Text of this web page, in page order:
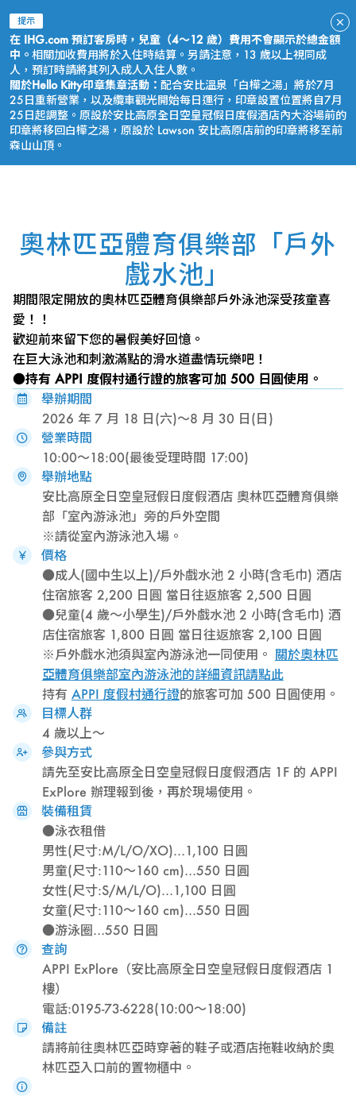
提示
在 IHG.com 預訂客房時，兒童（4～12 歲）費用不會顯示於總金額
中。 相關加收費用將於入住時結算。另請注意，13 歲以上視同成
人，預訂時請將其列入成人入住人數。
關於Hello Kitty印章集章活動： 配合安比溫泉「白樺之湯」將於7月
25日重新營業，以及纜車觀光開始每日運行，印章設置位置將自7月
25日起調整。原設於安比高原全日空皇冠假日度假酒店內大浴場前的
印章將移回白樺之湯，原設於 Lawson 安比高原店前的印章將移至前
森山山頂。
奧林匹亞體育俱樂部「戶外
戲水池」
期間限定開放的奧林匹亞體育俱樂部戶外泳池深受孩童喜
愛！！
歡迎前來留下您的暑假美好回憶。
在巨大泳池和刺激滿點的滑水道盡情玩樂吧！
●持有 APPI 度假村通行證的旅客可加 500 日圓使用。
舉辦期間
2026 年 7 月 18 日(六)～8 月 30 日(日)
營業時間
10:00～18:00(最後受理時間 17:00)
舉辦地點
安比高原全日空皇冠假日度假酒店 奧林匹亞體育俱樂
部「室內游泳池」旁的戶外空間
※請從室內游泳池入場。
價格
●成人(國中生以上)/戶外戲水池 2 小時(含毛巾) 酒店
住宿旅客 2,200 日圓 當日往返旅客 2,500 日圓
●兒童(4 歲～小學生)/戶外戲水池 2 小時(含毛巾) 酒
店住宿旅客 1,800 日圓 當日往返旅客 2,100 日圓
※戶外戲水池須與室內游泳池一同使用。 關於奧林匹
亞體育俱樂部室內游泳池的詳細資訊請點此
持有 APPI 度假村通行證的旅客可加 500 日圓使用。
目標人群
4 歲以上～
參與方式
請先至安比高原全日空皇冠假日度假酒店 1F 的 APPI
ExPlore 辦理報到後，再於現場使用。
裝備租賃
●泳衣租借
男性(尺寸:M/L/O/XO)…1,100 日圓
男童(尺寸:110～160 cm)…550 日圓
女性(尺寸:S/M/L/O)…1,100 日圓
女童(尺寸:110～160 cm)…550 日圓
●游泳圈…550 日圓
查詢
APPI ExPlore（安比高原全日空皇冠假日度假酒店 1
樓）
電話:0195-73-6228(10:00～18:00)
備註
請將前往奧林匹亞時穿著的鞋子或酒店拖鞋收納於奧
林匹亞入口前的置物櫃中。